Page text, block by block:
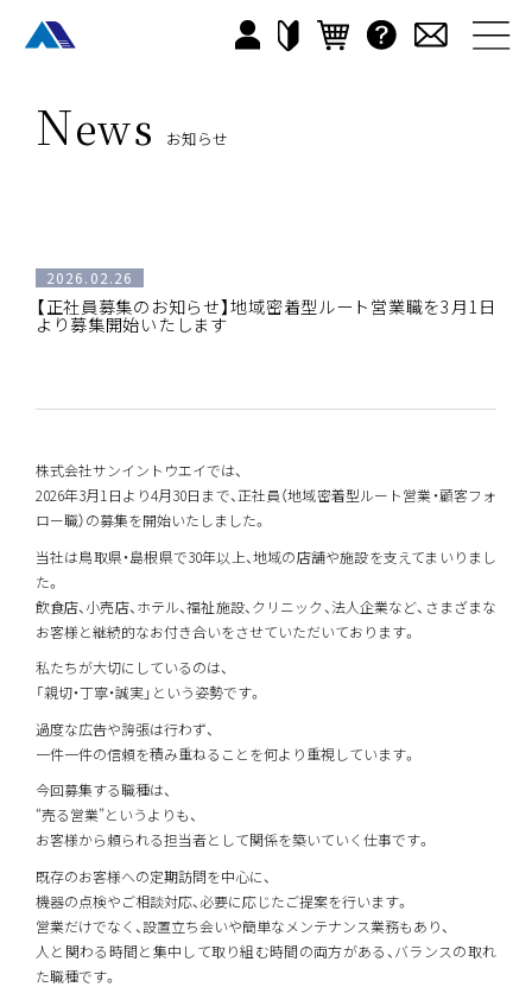
News お知らせ
2026.02.26
【正社員募集のお知らせ】地域密着型ルート営業職を3月1日
より募集開始いたします
株式会社サンイントウエイでは、
2026年3月1日より4月30日まで、正社員（地域密着型ルート営業・顧客フォ
ロー職）の募集を開始いたしました。
当社は鳥取県・島根県で30年以上、地域の店舗や施設を支えてまいりまし
た。
飲食店、小売店、ホテル、福祉施設、クリニック、法人企業など、さまざまな
お客様と継続的なお付き合いをさせていただいております。
私たちが大切にしているのは、
「親切・丁寧・誠実」という姿勢です。
過度な広告や誇張は行わず、
一件一件の信頼を積み重ねることを何より重視しています。
今回募集する職種は、
“売る営業”というよりも、
お客様から頼られる担当者として関係を築いていく仕事です。
既存のお客様への定期訪問を中心に、
機器の点検やご相談対応、必要に応じたご提案を行います。
営業だけでなく、設置立ち会いや簡単なメンテナンス業務もあり、
人と関わる時間と集中して取り組む時間の両方がある、バランスの取れ
た職種です。